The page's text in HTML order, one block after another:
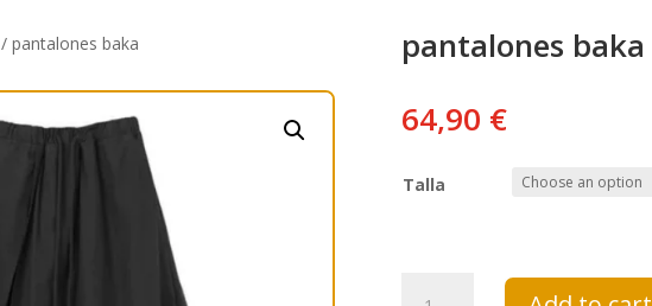
/ pantalones baka
pantalones baka
64,90 €
Talla